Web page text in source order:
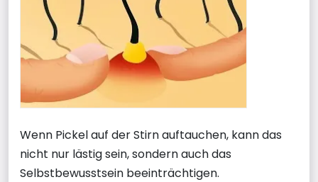
Wenn Pickel auf der Stirn auftauchen, kann das
nicht nur lästig sein, sondern auch das
Selbstbewusstsein beeinträchtigen.